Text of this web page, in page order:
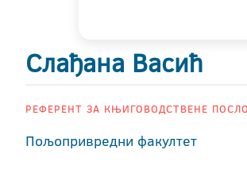
Слађана Васић
РЕФЕРЕНТ ЗА КЊИГОВОДСТВЕНЕ
Пољопривредни факултет